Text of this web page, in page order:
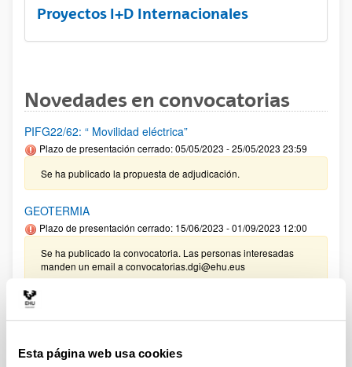
Esta página web usa cookies
Proyectos I+D Internacionales
Novedades en convocatorias
PIFG22/62: “ Movilidad eléctrica”
Plazo de presentación cerrado: 05/05/2023 - 25/05/2023 23:59
Se ha publicado la propuesta de adjudicación.
GEOTERMIA
Plazo de presentación cerrado: 15/06/2023 - 01/09/2023 12:00
Se ha publicado la convocatoria. Las personas interesadas
manden un email a convocatorias.dgi@ehu.eus
Proyectos de I+D+i relacionados con las funciones del
Consejo de Seguridad Nuclear
Se ha publicado la convocatoria. Las personas interesadas